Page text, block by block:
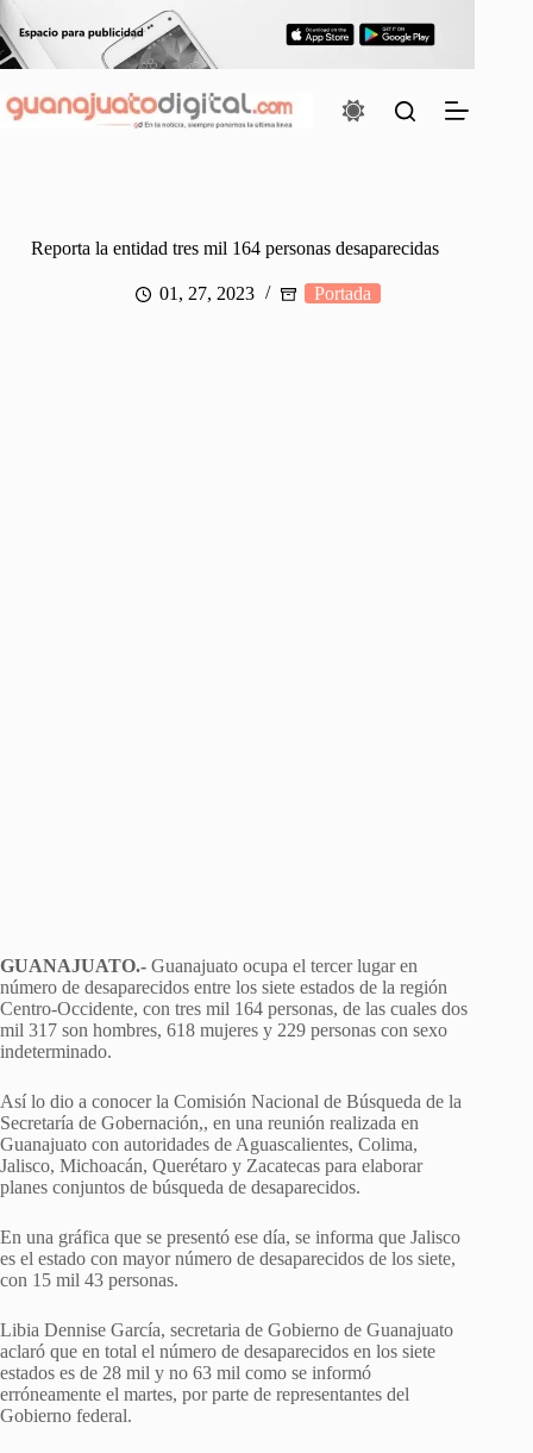
al
contenido
Reporta la entidad tres mil 164 personas desaparecidas
01, 27, 2023 Portada
GUANAJUATO.- Guanajuato ocupa el tercer lugar en
número de desaparecidos entre los siete estados de la región
Centro-Occidente, con tres mil 164 personas, de las cuales dos
mil 317 son hombres, 618 mujeres y 229 personas con sexo
indeterminado.
Así lo dio a conocer la Comisión Nacional de Búsqueda de la
Secretaría de Gobernación,, en una reunión realizada en
Guanajuato con autoridades de Aguascalientes, Colima,
Jalisco, Michoacán, Querétaro y Zacatecas para elaborar
planes conjuntos de búsqueda de desaparecidos.
En una gráfica que se presentó ese día, se informa que Jalisco
es el estado con mayor número de desaparecidos de los siete,
con 15 mil 43 personas.
Libia Dennise García, secretaria de Gobierno de Guanajuato
aclaró que en total el número de desaparecidos en los siete
estados es de 28 mil y no 63 mil como se informó
erróneamente el martes, por parte de representantes del
Gobierno federal.